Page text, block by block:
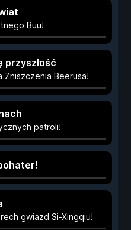
Buu!
przyszłość
Zniszczenia Beerusa!
patroli!
gwiazd Si-Xingqiu!